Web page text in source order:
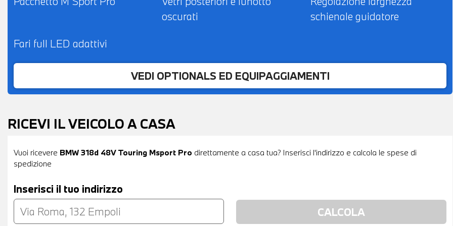
oscurati
schienale guidatore
Fari full LED adattivi
VEDI OPTIONALS ED EQUIPAGGIAMENTI
RICEVI IL VEICOLO A CASA
Vuoi ricevere BMW 318d 48V Touring Msport Pro direttamente a casa tua? Inserisci l'indirizzo e calcola le spese di
spedizione
Inserisci il tuo indirizzo